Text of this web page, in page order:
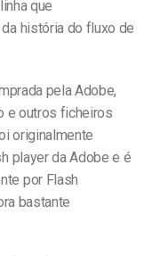
que
história do fluxo de
pela Adobe,
e outros ficheiros
originalmente
player da Adobe e é
por Flash
bastante